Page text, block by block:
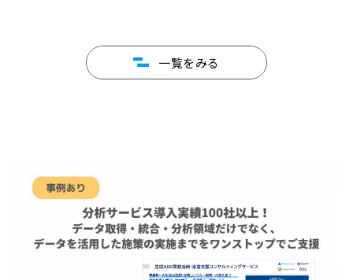
一覧をみる